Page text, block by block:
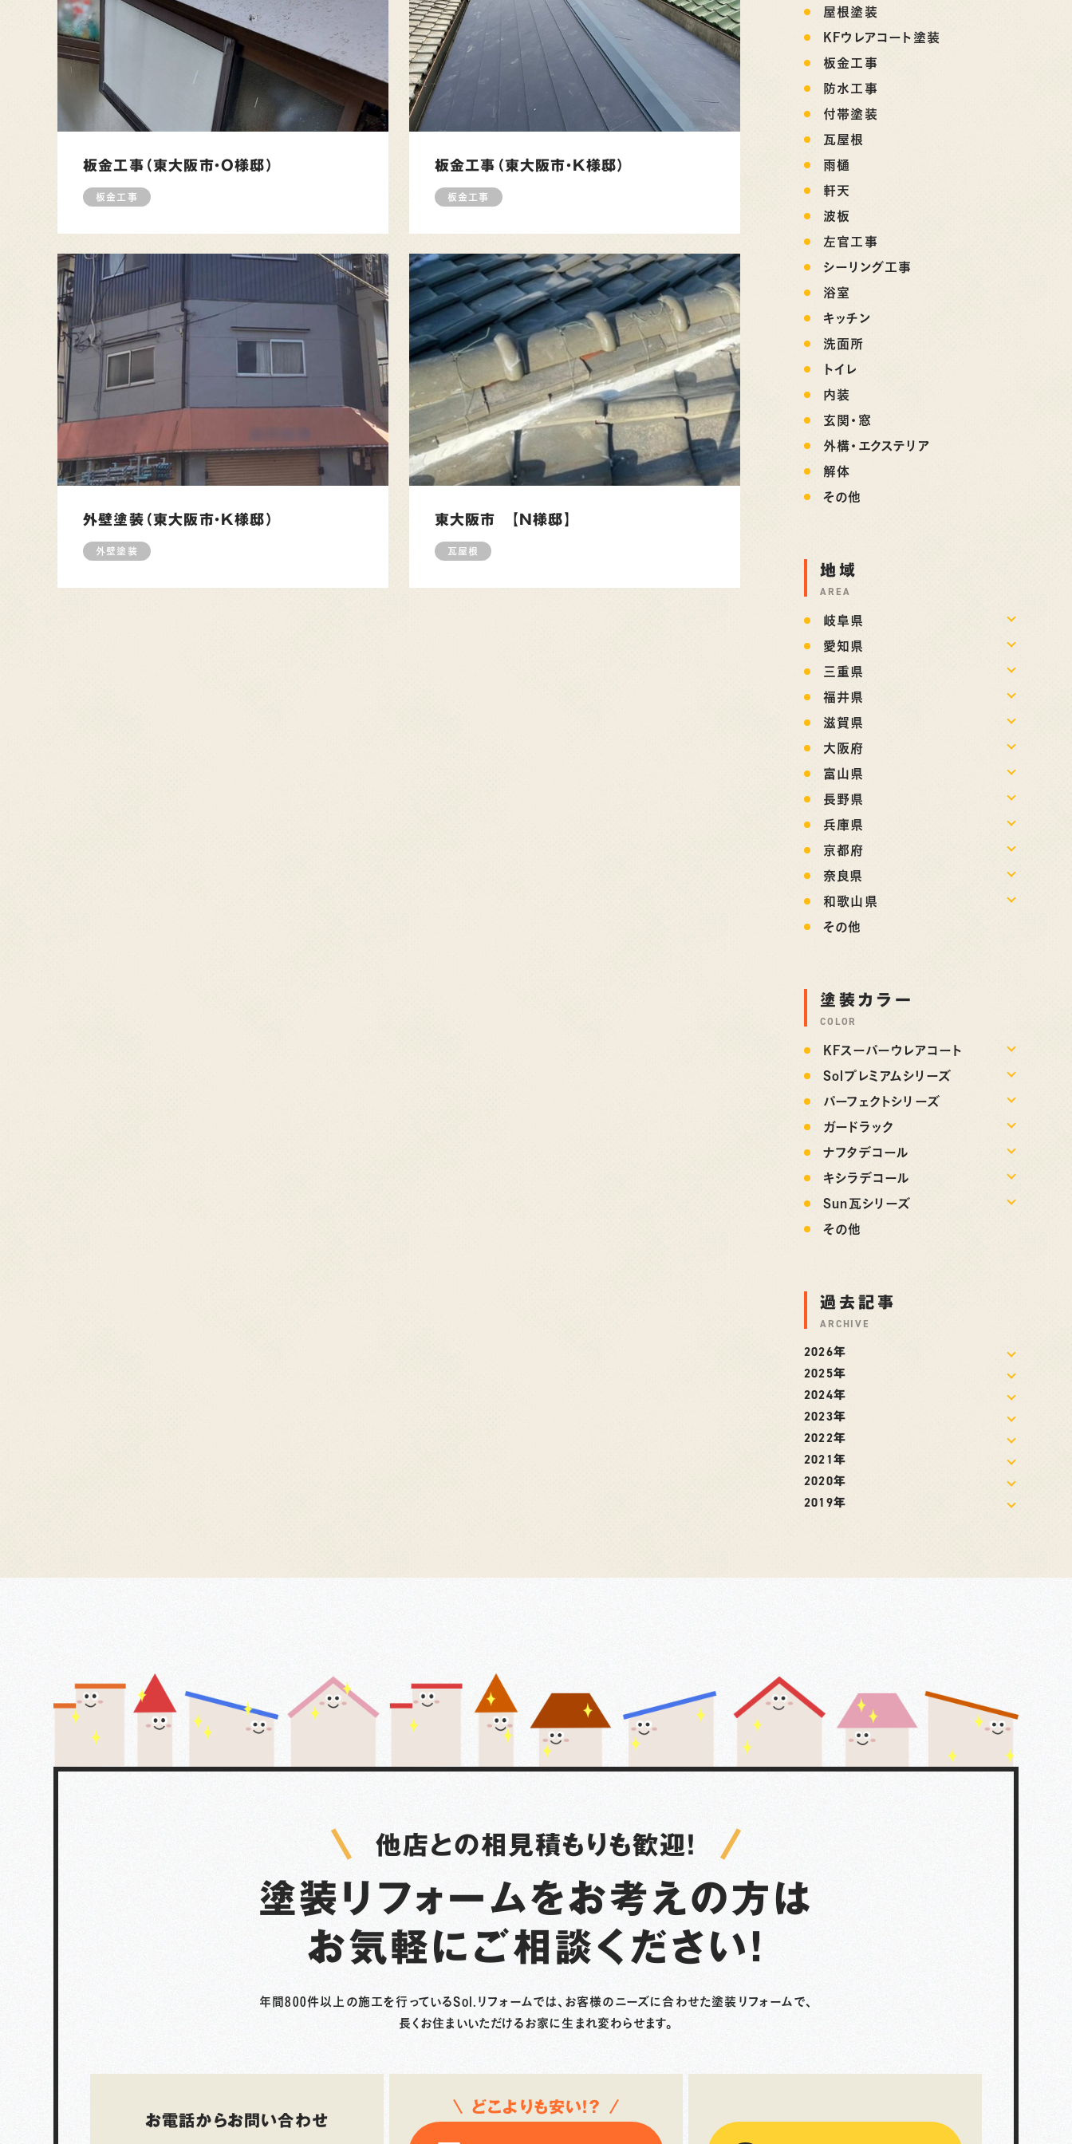
板金工事（東大阪市・O様邸）
板金工事
板金工事（東大阪市・K様邸）
板金工事
外壁塗装（東大阪市・K様邸）
外壁塗装
東大阪市 【N様邸】
瓦屋根
屋根塗装
KFウレアコート塗装
板金工事
防水工事
付帯塗装
瓦屋根
雨樋
軒天
波板
左官工事
シーリング工事
浴室
キッチン
洗面所
トイレ
内装
玄関・窓
外構・エクステリア
解体
その他
地域
AREA
岐阜県
愛知県
三重県
福井県
滋賀県
大阪府
富山県
長野県
兵庫県
京都府
奈良県
和歌山県
その他
塗装カラー
COLOR
KFスーパーウレアコート
Solプレミアムシリーズ
パーフェクトシリーズ
ガードラック
ナフタデコール
キシラデコール
Sun瓦シリーズ
その他
過去記事
ARCHIVE
2026年
2025年
2024年
2023年
2022年
2021年
2020年
2019年
他店との相見積もりも歓迎！
塗装リフォームをお考えの方は
お気軽に ご相談ください！
年間800件以上の施工を行っているSol.リフォームでは、お客様のニーズに合わせた塗装リフォームで、
長くお住まいいただけるお家に生まれ変わらせます。
お電話からお問い合わせ
どこよりも安い！？